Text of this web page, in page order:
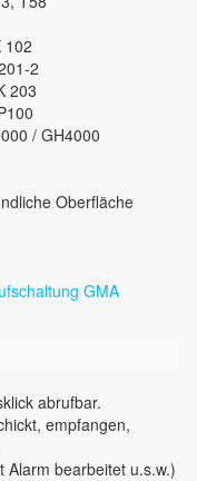
102
2
203
/ GH4000
Oberfläche
abrufbar.
empfangen,
bearbeitet u.s.w.)